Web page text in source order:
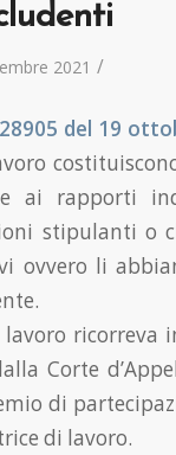
2021 /
del 19
ai rapporti
stipulanti o
ovvero li
ricorreva
Corte
di
di lavoro.